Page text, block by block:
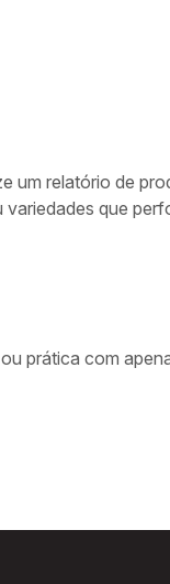
um relatório de
que
prática com